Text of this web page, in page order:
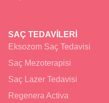
SAÇ TEDAVİLERİ
Eksozom Saç Tedavisi
Saç Mezoterapisi
Saç Lazer Tedavisi
Regenera Activa